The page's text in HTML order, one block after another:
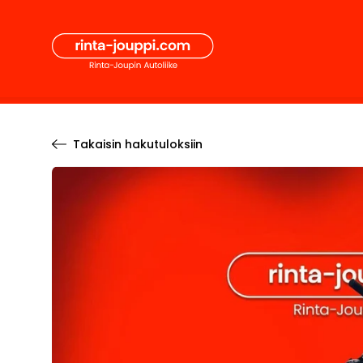
sisältöön
Takaisin hakutuloksiin